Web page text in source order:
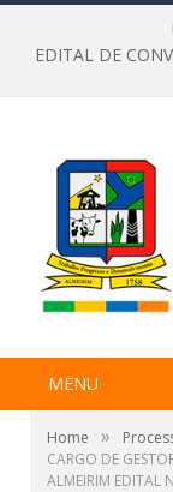
EDITAL DE
MENU
Home »
CARGO DE
ALMEIRIM EDITAL